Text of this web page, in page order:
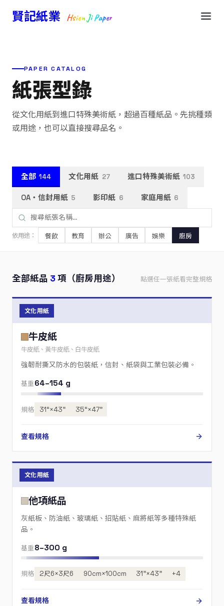
賢記紙業 Hsien Ji Paper
PAPER CATALOG
紙張型錄
從文化用紙到進口特殊美術紙，超過百種紙品。先挑種類
或用途，也可以直接搜尋品名。
全部 144 文化用紙 27 進口特殊美術紙 103
OA・信封用紙 5 影印紙 6 家庭用紙 6
依用途： 餐飲 教育 辦公 廣告 娛樂 廚房
全部紙品 3項（廚房用途） 點選任一張紙看完整規格
文化用紙
牛皮紙
牛皮紙、黃牛皮紙、白牛皮紙
強韌耐撕又防水的包裝紙，信封、紙袋與工業包裝必備。
基重64–154 g
規格 31“×43” 35“×47”
查看規格
文化用紙
他項紙品
灰紙板、防油紙、玻璃紙、招貼紙、麻將紙等多種特殊紙
品。
基重8–300 g
規格 2尺6×3尺6 90cm×100cm 31”×43” +4
查看規格